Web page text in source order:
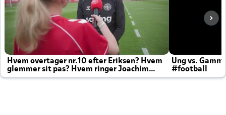
Hvem overtager nr.10 efter Eriksen? Hvem
glemmer sit pas? Hvem ringer Joachim
altid til efter kampe?
Ung vs.
#football